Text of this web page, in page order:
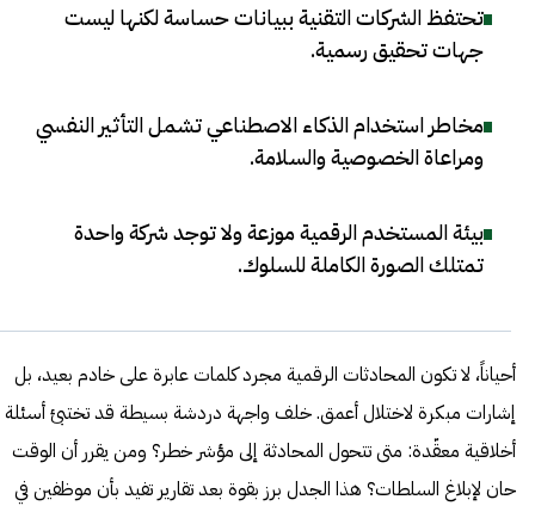
تحتفظ الشركات التقنية ببيانات حساسة لكنها ليست
جهات تحقيق رسمية.
مخاطر استخدام الذكاء الاصطناعي تشمل التأثير النفسي
ومراعاة الخصوصية والسلامة.
بيئة المستخدم الرقمية موزعة ولا توجد شركة واحدة
تمتلك الصورة الكاملة للسلوك.
أحياناً، لا تكون المحادثات الرقمية مجرد كلمات عابرة على خادم بعيد، بل
إشارات مبكرة لاختلال أعمق. خلف واجهة دردشة بسيطة قد تختبئ أسئلة
أخلاقية معقّدة: متى تتحول المحادثة إلى مؤشر خطر؟ ومن يقرر أن الوقت
حان لإبلاغ السلطات؟ هذا الجدل برز بقوة بعد تقارير تفيد بأن موظفين في